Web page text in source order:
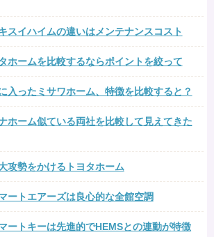
スイハイムの違いはメンテナンスコスト
ホームを比較するならポイントを絞って
入ったミサワホーム、特徴を比較すると？
ホーム似ている両社を比較して見えてきた
攻勢をかけるトヨタホーム
ートエアーズは良心的な全館空調
ートキーは先進的でHEMSとの連動が特徴